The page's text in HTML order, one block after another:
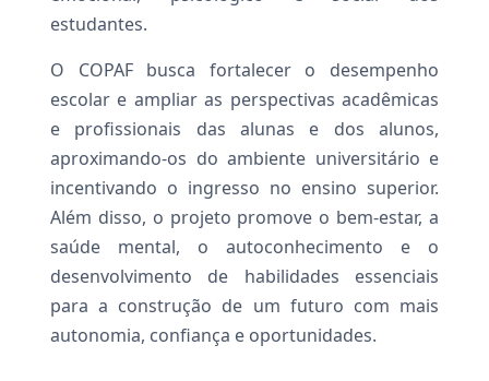
estudantes.
O COPAF busca fortalecer o desempenho
escolar e ampliar as perspectivas acadêmicas
e profissionais das alunas e dos alunos,
aproximando-os do ambiente universitário e
incentivando o ingresso no ensino superior.
Além disso, o projeto promove o bem-estar, a
saúde mental, o autoconhecimento e o
desenvolvimento de habilidades essenciais
para a construção de um futuro com mais
autonomia, confiança e oportunidades.